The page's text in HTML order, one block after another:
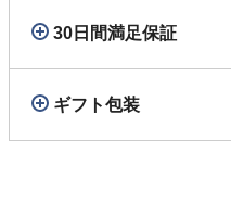
30日間満足保証
ギフト包装